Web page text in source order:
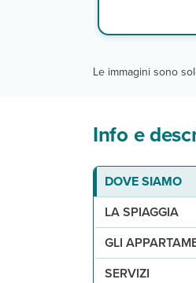
wi-
Le immagini sono
Info e
DOVE SIAMO
LA SPIAGGIA
GLI
SERVIZI
La spiaggia
a 300 m, Cala
Gli
76 appartamenti
Servizi
1 piscina con